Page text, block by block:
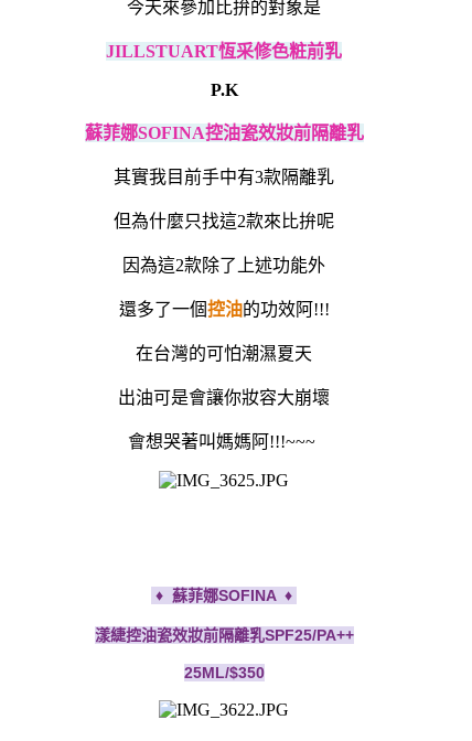
今天來參加比拚的對象是
JILLSTUART恆采修色粧前乳
P.K
蘇菲娜SOFINA控油瓷效妝前隔離乳
其實我目前手中有3款隔離乳
但為什麼只找這2款來比拚呢
因為這2款除了上述功能外
還多了一個控油的功效阿!!!
在台灣的可怕潮濕夏天
出油可是會讓你妝容大崩壞
會想哭著叫媽媽阿!!!~~~
♦ 蘇菲娜SOFINA ♦
漾緁控油瓷效妝前隔離乳SPF25/PA++
25ML/$350